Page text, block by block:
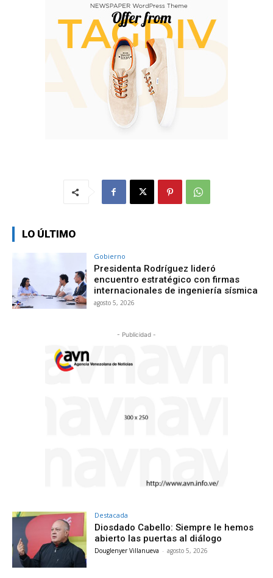
LO ÚLTIMO
Gobierno
Presidenta Rodríguez lideró
encuentro estratégico con firmas
internacionales de ingeniería sísmica
agosto 5, 2026
- Publicidad -
Destacada
Diosdado Cabello: Siempre le hemos
abierto las puertas al diálogo
Douglenyer Villanueva - agosto 5, 2026